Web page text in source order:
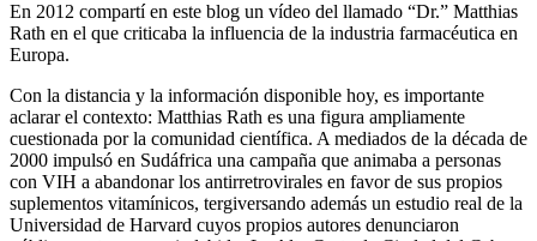
En 2012 compartí en este blog un vídeo del llamado “Dr.” Matthias
Rath en el que criticaba la influencia de la industria farmacéutica en
Europa.
Con la distancia y la información disponible hoy, es importante
aclarar el contexto: Matthias Rath es una figura ampliamente
cuestionada por la comunidad científica. A mediados de la década de
2000 impulsó en Sudáfrica una campaña que animaba a personas
con VIH a abandonar los antirretrovirales en favor de sus propios
suplementos vitamínicos, tergiversando además un estudio real de la
Universidad de Harvard cuyos propios autores denunciaron